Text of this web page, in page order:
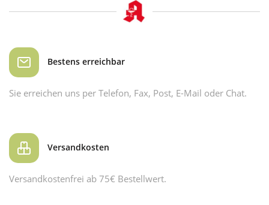
Bestens erreichbar
Sie erreichen uns per Telefon, Fax, Post, E-Mail oder Chat.
Versandkosten
Versandkostenfrei ab 75€ Bestellwert.